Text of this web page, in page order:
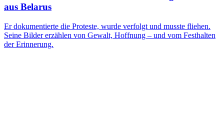
aus Belarus
Er dokumentierte die Proteste, wurde verfolgt und musste fliehen.
Seine Bilder erzählen von Gewalt, Hoffnung – und vom Festhalten
der Erinnerung.